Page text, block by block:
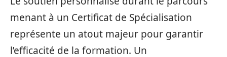
menant à un Certificat de Spécialisation
représente un atout majeur pour garantir
l’efficacité de la formation. Un